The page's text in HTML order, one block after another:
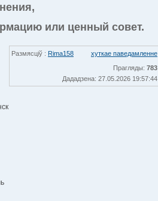
или ценный совет.
Размясціў : Rima158
хуткае паведамленне
Прагляды: 783
Дададзена: 27.05.2026 19:57:44